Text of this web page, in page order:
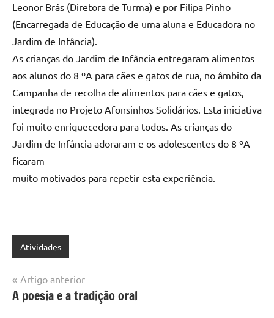
Leonor Brás (Diretora de Turma) e por Filipa Pinho
(Encarregada de Educação de uma aluna e Educadora no
Jardim de Infância).
As crianças do Jardim de Infância entregaram alimentos
aos alunos do 8 ºA para cães e gatos de rua, no âmbito da
Campanha de recolha de alimentos para cães e gatos,
integrada no Projeto Afonsinhos Solidários. Esta iniciativa
foi muito enriquecedora para todos. As crianças do
Jardim de Infância adoraram e os adolescentes do 8 ºA
ficaram
muito motivados para repetir esta experiência.
Atividades
Navegação
de
Artigo anterior
A poesia e a tradição oral